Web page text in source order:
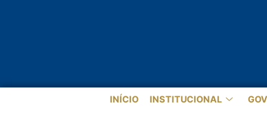
INÍCIO INSTITUCIONAL